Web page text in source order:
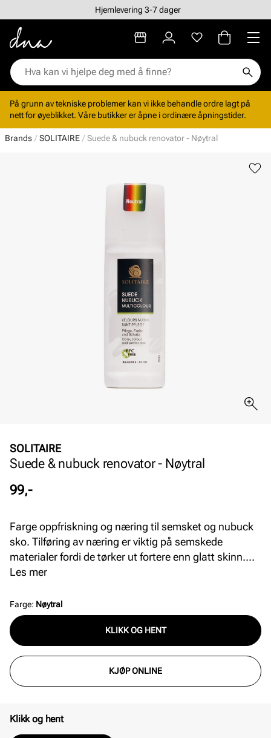
Hjemlevering 3-7 dager
På grunn av tekniske problemer kan vi ikke behandle ordre lagt på
nett for øyeblikket. Våre butikker er åpne i ordinære åpningstider.
Brands SOLITAIRE Suede & nubuck renovator - Nøytral
SOLITAIRE
Suede & nubuck renovator - Nøytral
Pris
99,-
Farge oppfriskning og næring til semsket og nubuck
sko. Tilføring av næring er viktig på semskede
materialer fordi de tørker ut fortere enn glatt skinn.
Opprettholdelse av pusteevnen til materialet;
Les mer
Farge: Nøytral
KLIKK OG HENT
KJØP ONLINE
Klikk og hent